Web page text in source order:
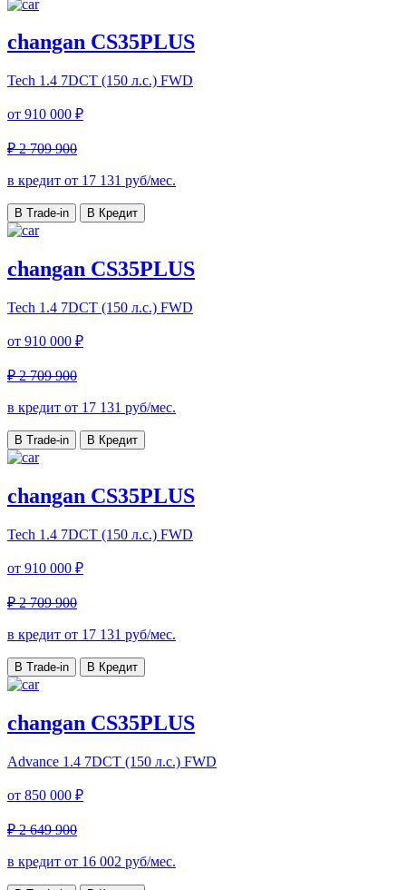
changan CS35PLUS
Tech 1.4 7DCT (150 л.с.) FWD
от 910 000 ₽
₽ 2 709 900
в кредит от 17 131 руб/мес.
В Trade-in В Кредит
changan CS35PLUS
Tech 1.4 7DCT (150 л.с.) FWD
от 910 000 ₽
₽ 2 709 900
в кредит от 17 131 руб/мес.
В Trade-in В Кредит
changan CS35PLUS
Tech 1.4 7DCT (150 л.с.) FWD
от 910 000 ₽
₽ 2 709 900
в кредит от 17 131 руб/мес.
В Trade-in В Кредит
changan CS35PLUS
Advance 1.4 7DCT (150 л.с.) FWD
от 850 000 ₽
₽ 2 649 900
в кредит от 16 002 руб/мес.